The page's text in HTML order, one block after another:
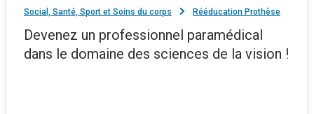
Social, Santé, Sport et Soins du corps Rééducation Prothèse
Devenez un professionnel paramédical
dans le domaine des sciences de la vision !